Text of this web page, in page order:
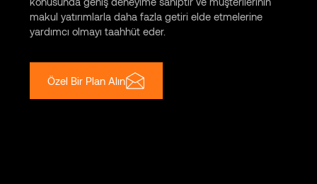
makul yatırımlarla daha fazla getiri elde etmelerine
yardımcı olmayı taahhüt eder.
Özel Bir Plan Alın